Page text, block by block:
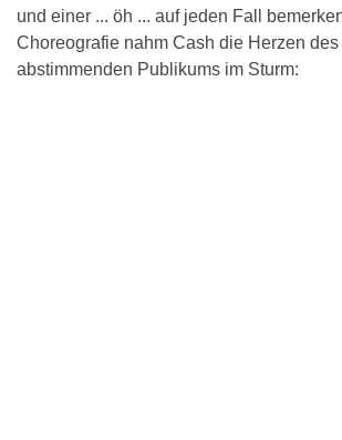
und einer ... öh ... auf jeden Fall
Choreografie nahm Cash die Herzen des
abstimmenden Publikums im Sturm: